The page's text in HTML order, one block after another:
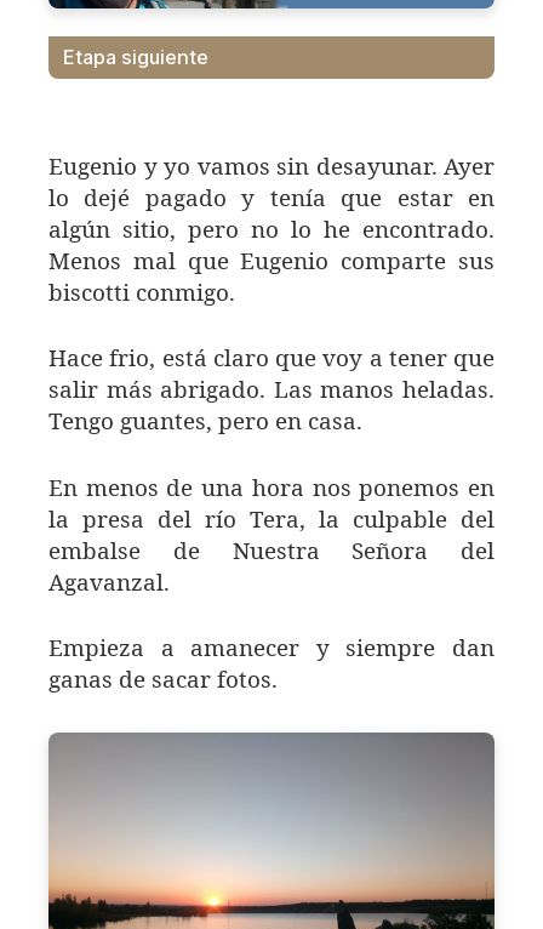
Etapa siguiente
Eugenio y yo vamos sin desayunar. Ayer
lo dejé pagado y tenía que estar en
algún sitio, pero no lo he encontrado.
Menos mal que Eugenio comparte sus
biscotti conmigo.
Hace frio, está claro que voy a tener que
salir más abrigado. Las manos heladas.
Tengo guantes, pero en casa.
En menos de una hora nos ponemos en
la presa del río Tera, la culpable del
embalse de Nuestra Señora del
Agavanzal.
Empieza a amanecer y siempre dan
ganas de sacar fotos.